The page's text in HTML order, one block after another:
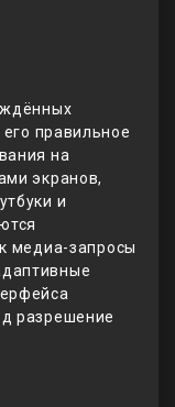
правильное
на
экранов,
и
медиа-запросы
разрешение